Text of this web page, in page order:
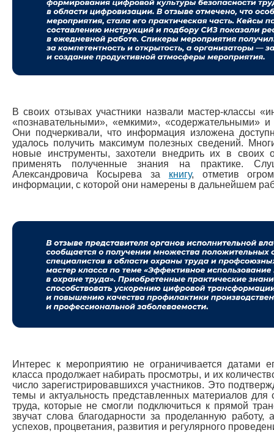
В своих отзывах участники назвали мастер-классы
«познавательными», «емкими», «содержательными» и
Они подчеркивали, что информация изложена
удалось получить максимум полезных сведений.
новые инструменты, захотели внедрить их в своих
применять полученные знания на практике.
Александровича Косырева за книгу, отметив
информации, с которой они намерены в дальнейшем
Интерес к мероприятию не ограничивается датами
класса продолжает набирать просмотры, и их
число зарегистрировавшихся участников. Это
темы и актуальность представленных материалов для
труда, которые не смогли подключиться к прямой
звучат слова благодарности за проделанную
успехов, процветания, развития и регулярного